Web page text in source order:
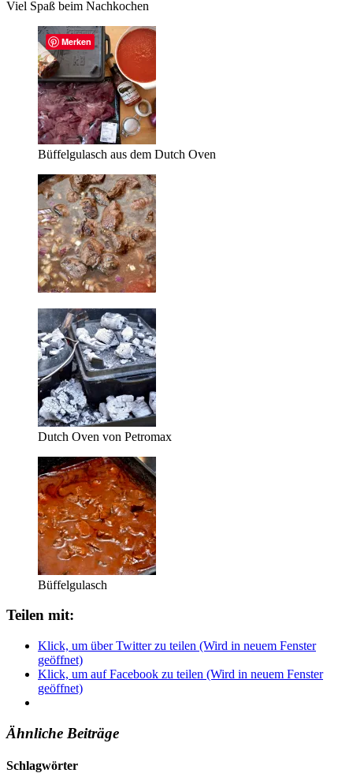
Viel Spaß beim Nachkochen
Büffelgulasch aus dem Dutch Oven
Dutch Oven von Petromax
Büffelgulasch
Teilen mit:
Klick, um über Twitter zu teilen (Wird in neuem Fenster
geöffnet)
Klick, um auf Facebook zu teilen (Wird in neuem Fenster
geöffnet)
Ähnliche Beiträge
Schlagwörter
Merken